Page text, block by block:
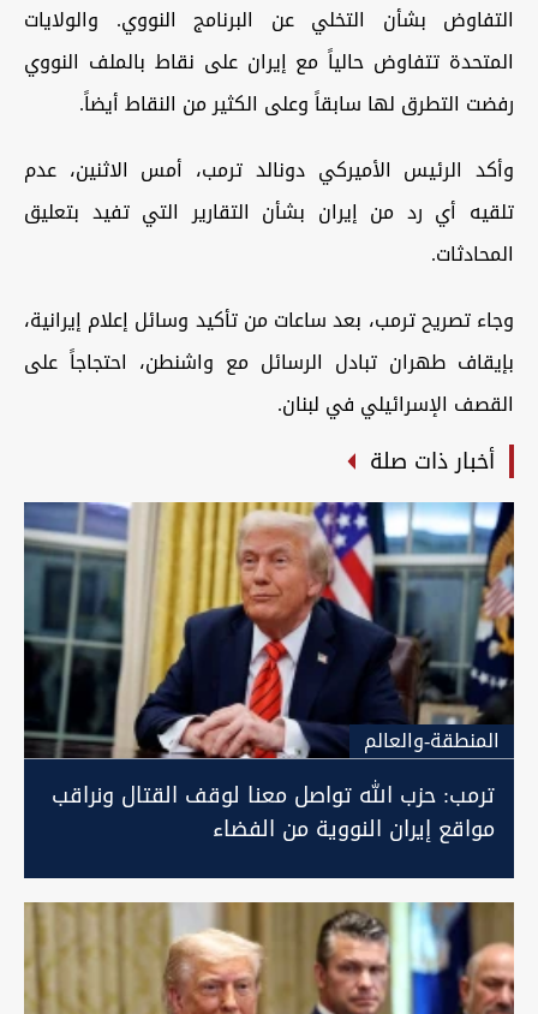
التفاوض بشأن التخلي عن البرنامج النووي. والولايات
المتحدة تتفاوض حالياً مع إيران على نقاط بالملف النووي
رفضت التطرق لها سابقاً وعلى الكثير من النقاط أيضاً.
وأكد الرئيس الأميركي دونالد ترمب، أمس الاثنين، عدم
تلقيه أي رد من إيران بشأن التقارير التي تفيد بتعليق
المحادثات.
وجاء تصريح ترمب، بعد ساعات من تأكيد وسائل إعلام إيرانية،
بإيقاف طهران تبادل الرسائل مع واشنطن، احتجاجاً على
القصف الإسرائيلي في لبنان.
أخبار ذات صلة
المنطقة-والعالم
ترمب: حزب الله تواصل معنا لوقف القتال ونراقب
مواقع إيران النووية من الفضاء